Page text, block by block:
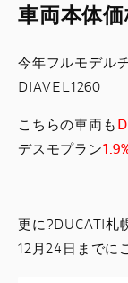
車両本体
今年フルモデル
DIAVEL1260
こちらの車両も
デスモプラン
更に?DUCATI札
12月24日までに